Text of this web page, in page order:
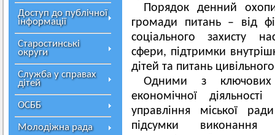
Доступ до публічної
інформації
Старостинські
округи
Служба у справах
дітей
ОСББ
Молодіжна рада
Порядок денний
громади питань – від
соціального захисту
сфери, підтримки
дітей та питань
Одними з ключових
економічної
управління міської
підсумки виконання